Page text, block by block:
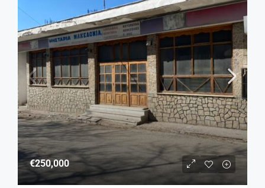
€250,000